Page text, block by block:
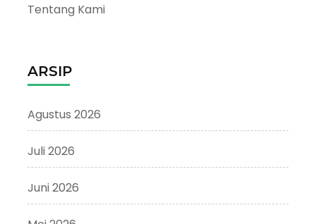
Tentang Kami
ARSIP
Agustus 2026
Juli 2026
Juni 2026